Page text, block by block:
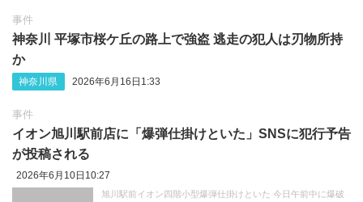
事件
神奈川 平塚市桜ケ丘の路上で強盗 逃走の犯人は刃物所持
か
神奈川県 2026年6月16日1:33
事件
イオン旭川駅前店に「爆弾仕掛けといた」SNSに犯行予告
が投稿される
2026年6月10日10:27
旭川駅前イオン四階小型爆弾仕掛けといた 今日午前中に爆破